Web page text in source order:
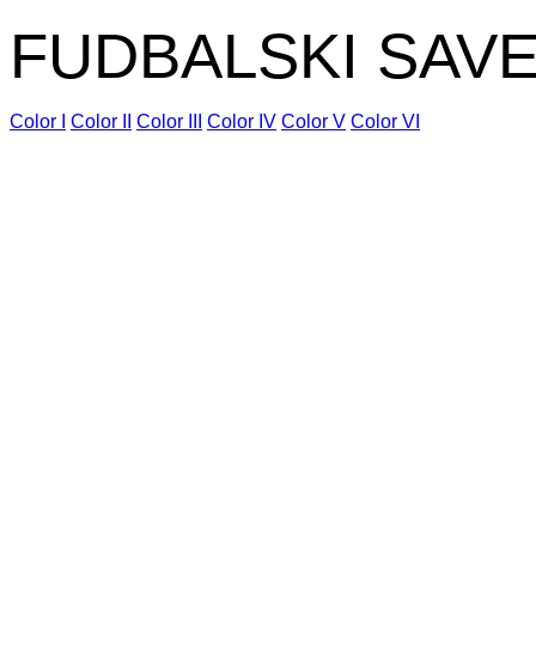
FUDBALSKI
Color I Color II Color III Color IV Color V Color VI